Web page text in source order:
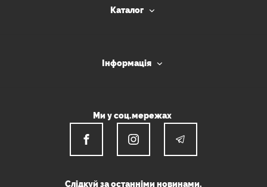
Каталог
Інформація
Ми у соц.мережах
Слідкуй за останніми новинами.